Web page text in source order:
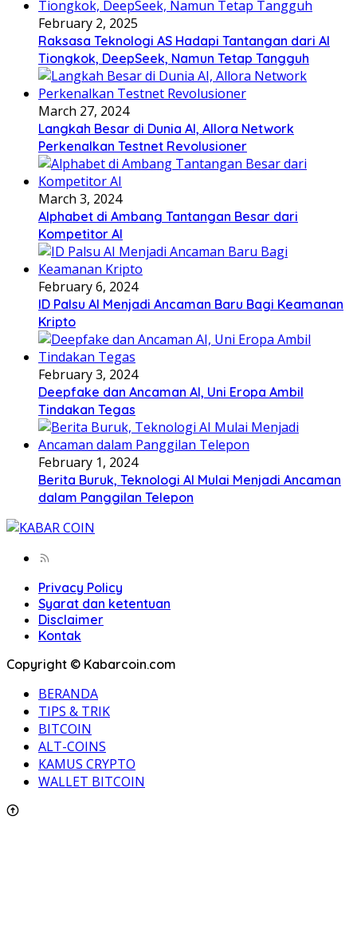
February 2, 2025
Raksasa Teknologi AS Hadapi Tantangan dari AI
Tiongkok, DeepSeek, Namun Tetap Tangguh
March 27, 2024
Langkah Besar di Dunia AI, Allora Network
Perkenalkan Testnet Revolusioner
March 3, 2024
Alphabet di Ambang Tantangan Besar dari
Kompetitor AI
February 6, 2024
ID Palsu AI Menjadi Ancaman Baru Bagi Keamanan
Kripto
February 3, 2024
Deepfake dan Ancaman AI, Uni Eropa Ambil
Tindakan Tegas
February 1, 2024
Berita Buruk, Teknologi AI Mulai Menjadi Ancaman
dalam Panggilan Telepon
Privacy Policy
Syarat dan ketentuan
Disclaimer
Kontak
Copyright © Kabarcoin.com
BERANDA
TIPS & TRIK
BITCOIN
ALT-COINS
KAMUS CRYPTO
WALLET BITCOIN